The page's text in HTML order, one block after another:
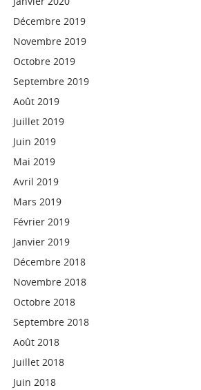
Décembre 2019
Novembre 2019
Octobre 2019
Septembre 2019
Août 2019
Juillet 2019
Juin 2019
Mai 2019
Avril 2019
Mars 2019
Février 2019
Janvier 2019
Décembre 2018
Novembre 2018
Octobre 2018
Septembre 2018
Août 2018
Juillet 2018
Juin 2018